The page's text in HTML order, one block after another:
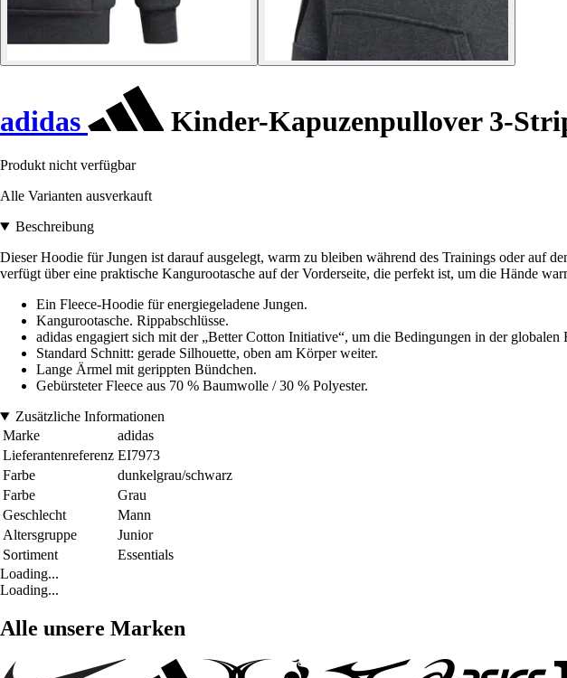
adidas Kinder-Kapuzenpullover 3-
Produkt nicht verfügbar
Alle Varianten ausverkauft
Beschreibung
Dieser Hoodie für Jungen ist darauf ausgelegt, warm zu bleiben während des Trainings oder auf
verfügt über eine praktische Kangurootasche auf der Vorderseite, die perfekt ist, um die Hände
Ein Fleece-Hoodie für energiegeladene Jungen.
Kangurootasche. Rippabschlüsse.
adidas engagiert sich mit der „Better Cotton Initiative“, um die Bedingungen in der
Standard Schnitt: gerade Silhouette, oben am Körper weiter.
Lange Ärmel mit gerippten Bündchen.
Gebürsteter Fleece aus 70 % Baumwolle / 30 % Polyester.
Zusätzliche Informationen
Marke
adidas
Lieferantenreferenz EI7973
Farbe
dunkelgrau/schwarz
Farbe
Grau
Geschlecht
Mann
Altersgruppe
Junior
Sortiment
Essentials
Loading...
Loading...
Alle unsere Marken